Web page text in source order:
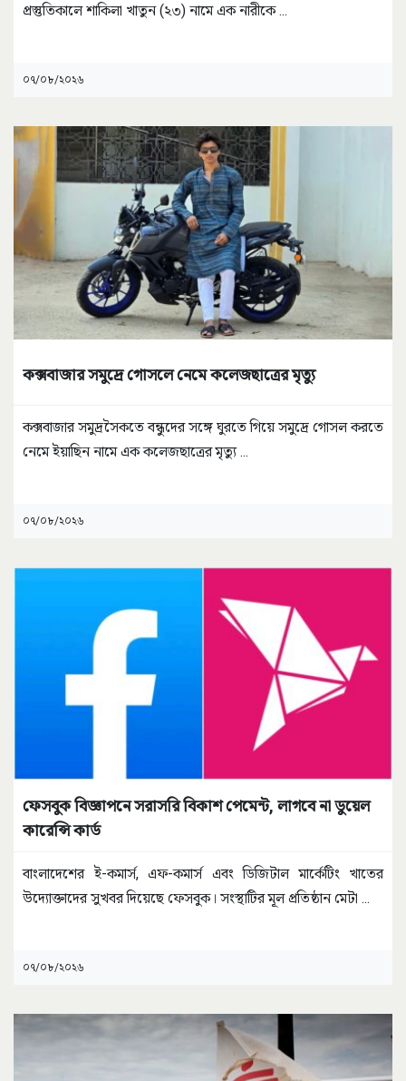
প্রস্তুতিকালে শাকিলা খাতুন (২৩) নামে এক নারীকে...
০৭/০৮/২০২৬
কক্সবাজার সমুদ্রে গোসলে নেমে কলেজছাত্রের মৃত্যু
কক্সবাজার সমুদ্রসৈকতে বন্ধুদের সঙ্গে ঘুরতে গিয়ে সমুদ্রে গোসল করতে
নেমে ইয়াছিন নামে এক কলেজছাত্রের মৃত্যু ...
০৭/০৮/২০২৬
ফেসবুক বিজ্ঞাপনে সরাসরি বিকাশ পেমেন্ট, লাগবে না ডুয়েল
কারেন্সি কার্ড
বাংলাদেশের ই-কমার্স, এফ-কমার্স এবং ডিজিটাল মার্কেটিং খাতের
উদ্যোক্তাদের সুখবর দিয়েছে ফেসবুক। সংস্থাটির মূল প্রতিষ্ঠান মেটা ...
০৭/০৮/২০২৬